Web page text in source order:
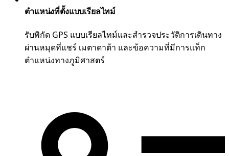
ตำแหน่งที่ตั้งแบบเรียลไทม์
รับพิกัด GPS แบบเรียลไทม์และสำรวจประวัติการเดินทาง
ผ่านหมุดที่แชร์ เมตาดาต้า และข้อความที่มีการแท็ก
ตำแหน่งทางภูมิศาสตร์